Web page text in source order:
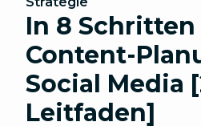
In 8 Schritten
Content-
Social Media
Leitfaden]